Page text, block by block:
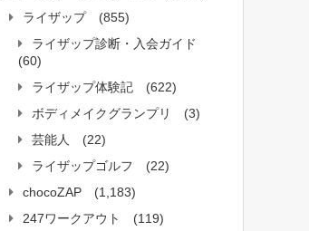
ライザップ
(855)
ライザップ診断・入会ガイド
(60)
ライザップ体験記
(622)
ボディメイクグランプリ
(3)
芸能人
(22)
ライザップゴルフ
(22)
chocoZAP
(1,183)
247ワークアウト
(119)